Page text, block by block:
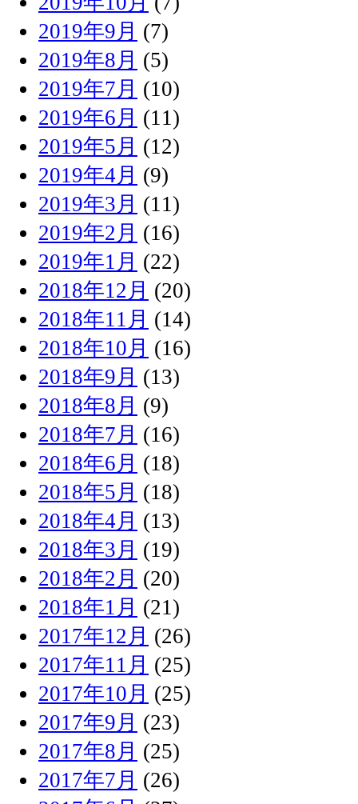
2019年9月 (7)
2019年8月 (5)
2019年7月 (10)
2019年6月 (11)
2019年5月 (12)
2019年4月 (9)
2019年3月 (11)
2019年2月 (16)
2019年1月 (22)
2018年12月 (20)
2018年11月 (14)
2018年10月 (16)
2018年9月 (13)
2018年8月 (9)
2018年7月 (16)
2018年6月 (18)
2018年5月 (18)
2018年4月 (13)
2018年3月 (19)
2018年2月 (20)
2018年1月 (21)
2017年12月 (26)
2017年11月 (25)
2017年10月 (25)
2017年9月 (23)
2017年8月 (25)
2017年7月 (26)